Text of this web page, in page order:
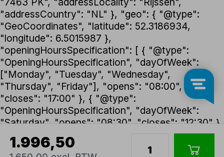
1.996,50
"addressCountry": "NL" }, "geo": { "@type":
"GeoCoordinates", "latitude": 52.3186934,
"longitude": 6.5015987 },
"openingHoursSpecification": [ { "@type":
"OpeningHoursSpecification", "dayOfWeek":
["Monday", "Tuesday", "Wednesday",
"Thursday", "Friday"], "opens": "08:00",
"closes": "17:00" }, { "@type":
"OpeningHoursSpecification", "dayOfWeek":
"Saturday", "opens": "08:30", "closes": "12:30" }
], "foundingDate": "1992", "founder": { "@type":
"Person", "name": "Henk Kippers" },